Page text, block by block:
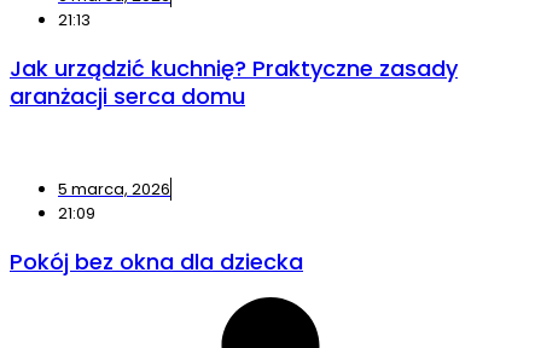
21:13
Jak urządzić kuchnię? Praktyczne zasady
aranżacji serca domu
5 marca, 2026
21:09
Pokój bez okna dla dziecka